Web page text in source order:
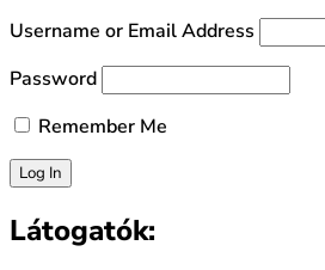
Username or Email Address
Password
Remember Me
Látogatók: